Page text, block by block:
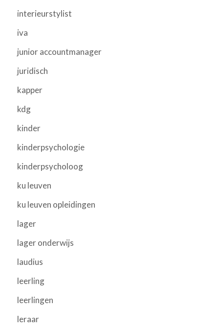
interieurstylist
iva
junior accountmanager
juridisch
kapper
kdg
kinder
kinderpsychologie
kinderpsycholoog
ku leuven
ku leuven opleidingen
lager
lager onderwijs
laudius
leerling
leerlingen
leraar